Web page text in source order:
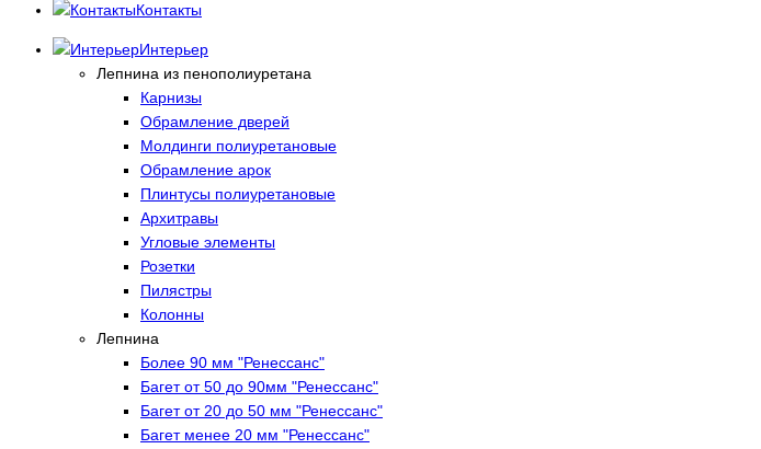
Контакты
Интерьер
Лепнина из пенополиуретана
Карнизы
Обрамление дверей
Молдинги полиуретановые
Обрамление арок
Плинтусы полиуретановые
Архитравы
Угловые элементы
Розетки
Пилястры
Колонны
Лепнина
Более 90 мм "Ренессанс"
Багет от 50 до 90мм "Ренессанс"
Багет от 20 до 50 мм "Ренессанс"
Багет менее 20 мм "Ренессанс"